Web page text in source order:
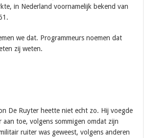
in Nederland voornamelijk bekend van
we dat. Programmeurs noemen dat
zij weten.
De Ruyter heette niet echt zo. Hij voegde
aan toe, volgens sommigen omdat zijn
ruiter was geweest, volgens anderen